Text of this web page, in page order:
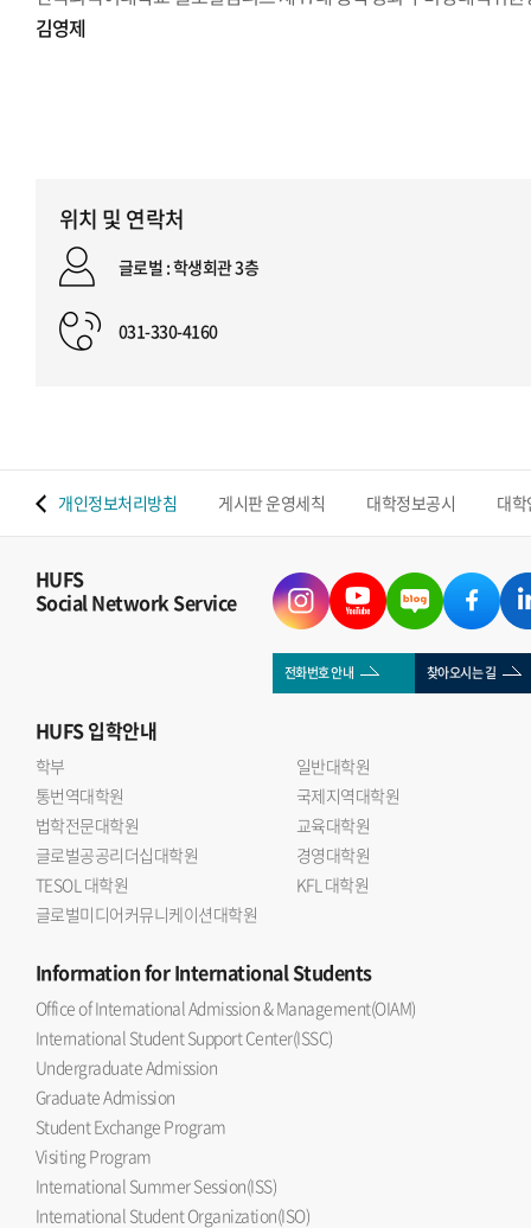
김영제
위치 및 연락처
글로벌 : 학생회관 3층
031-330-4160
개인정보처리방침 게시판 운영세칙 대학정보공시 대
HUFS
Social Network Service
전화번호 안내 찾아오시는 길
HUFS입학안내
학부
일반대학원
통번역대학원
국제지역대학원
법학전문대학원
교육대학원
글로벌공공리더십대학원
경영대학원
TESOL 대학원
KFL 대학원
글로벌미디어커뮤니케이션대학원
Informationfor International Students
Office of International Admission & Management(OIAM)
International Student Support Center(ISSC)
Undergraduate Admission
Graduate Admission
Student Exchange Program
Visiting Program
International Summer Session(ISS)
International Student Organization(ISO)